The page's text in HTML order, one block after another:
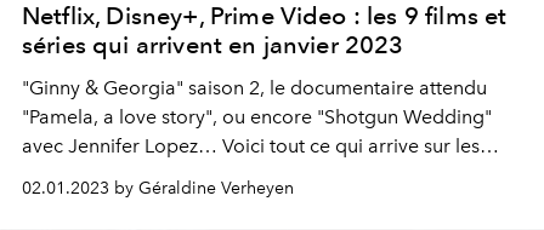
Netflix, Disney+, Prime Video : les 9 films et
séries qui arrivent en janvier 2023
"Ginny & Georgia" saison 2, le documentaire attendu
"Pamela, a love story", ou encore "Shotgun Wedding"
avec Jennifer Lopez… Voici tout ce qui arrive sur les
plateformes de streaming en janvier 2023.
02.01.2023 by Géraldine Verheyen